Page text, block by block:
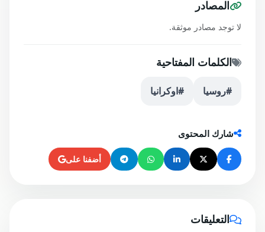
المصادر
لا توجد مصادر موثقة.
الكلمات المفتاحية
#روسيا #اوكرانيا
شارك المحتوى
أضفنا على
التعليقات